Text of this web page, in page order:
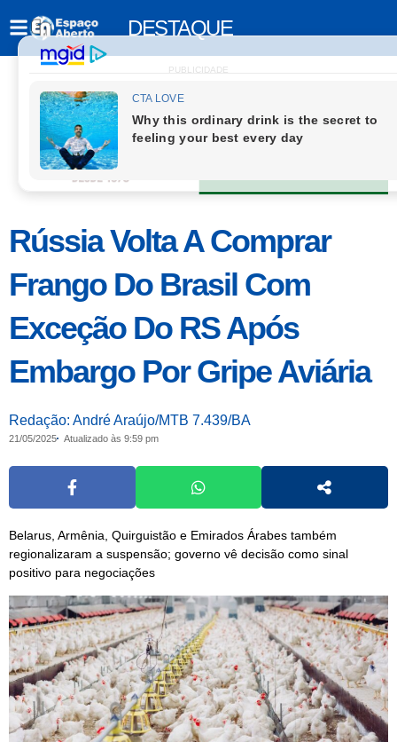
DESTAQUE
PUBLICIDADE
Rússia Volta A Comprar
Frango Do Brasil Com
Exceção Do RS Após
Embargo Por Gripe Aviária
Redação: André Araújo/MTB 7.439/BA
21/05/2025 Atualizado às 9:59 pm
Belarus, Armênia, Quirguistão e Emirados Árabes também
regionalizaram a suspensão; governo vê decisão como sinal
positivo para negociações